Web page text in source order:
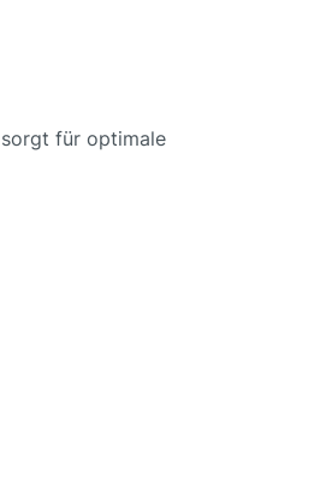
für optimale